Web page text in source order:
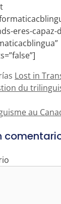
eres-capaz-
Lost in
du
au